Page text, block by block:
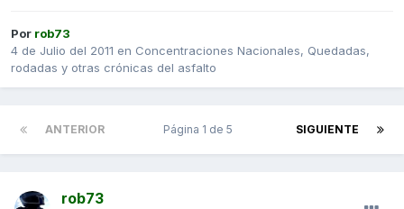
Por rob73
4 de Julio del 2011 en Concentraciones Nacionales, Quedadas,
rodadas y otras crónicas del asfalto
ANTERIOR SIGUIENTE
Página 1 de 5
rob73